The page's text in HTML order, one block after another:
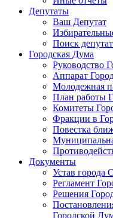
Депутаты
Ваш Депутат
Поиск
Городская Дума
Руководство
Аппарат
Молодежная
План работы
Комитеты
Фракции в
Повестка
Документы
Устав города
Регламент
Решения
Городской